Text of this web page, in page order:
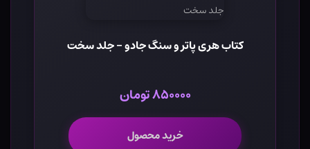
کتاب هری پاتر و سنگ جادو - جلد سخت
۸۵۰۰۰۰ تومان
خرید محصول